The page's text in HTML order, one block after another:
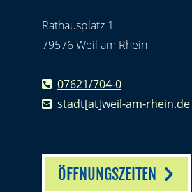
Rathausplatz 1
79576 Weil am Rhein
07621/704-0
stadt[at]weil-am-rhein.de
ÖFFNUNGSZEITEN